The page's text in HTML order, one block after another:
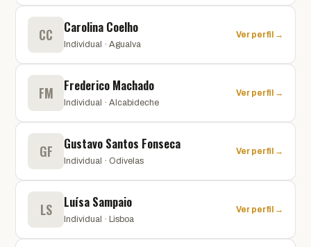
CC Carolina Coelho
Individual · Agualva
Ver perfil →
FM Frederico Machado
Individual · Alcabideche
Ver perfil →
GF Gustavo Santos Fonseca
Individual · Odivelas
Ver perfil →
LS Luísa Sampaio
Individual · Lisboa
Ver perfil →